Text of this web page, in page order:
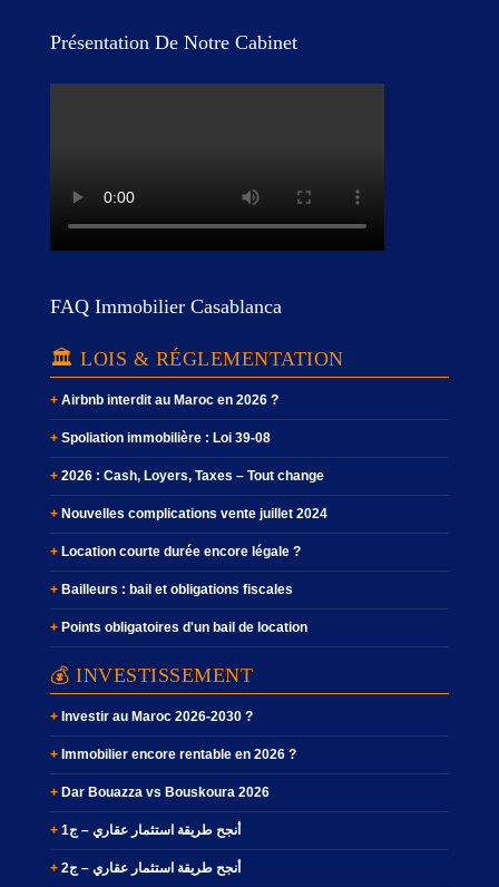
Présentation De Notre Cabinet
FAQ Immobilier Casablanca
🏛️ LOIS & RÉGLEMENTATION
Airbnb interdit au Maroc en 2026 ?
Spoliation immobilière : Loi 39-08
2026 : Cash, Loyers, Taxes – Tout change
Nouvelles complications vente juillet 2024
Location courte durée encore légale ?
Bailleurs : bail et obligations fiscales
Points obligatoires d'un bail de location
💰 INVESTISSEMENT
Investir au Maroc 2026-2030 ?
Immobilier encore rentable en 2026 ?
Dar Bouazza vs Bouskoura 2026
أنجح طريقة استثمار عقاري – ج1
أنجح طريقة استثمار عقاري – ج2